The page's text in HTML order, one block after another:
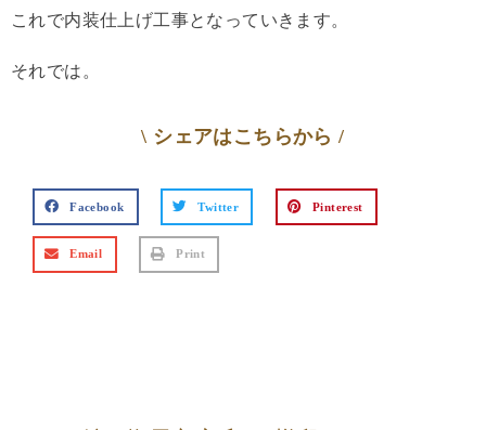
これで内装仕上げ工事となっていきます。
それでは。
\ シェアはこちらから /
Facebook Twitter Pinterest
Email Print